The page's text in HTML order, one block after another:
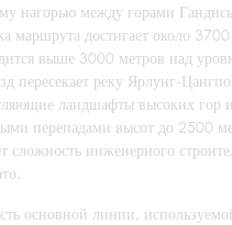
нагорью между горами
маршрута достигает около
выше 3000 метров над
пересекает реку Ярлунг-
ландшафты высоких гор
перепадами высот до 2500
сложность инженерного
основной линии,